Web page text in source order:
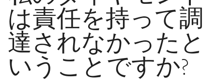
は責任を持って調
達されなかったと
いうことですか?